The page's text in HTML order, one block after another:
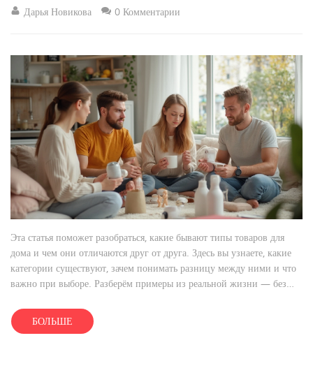
Дарья Новикова 0 Комментарии
Эта статья поможет разобраться, какие бывают типы товаров для
дома и чем они отличаются друг от друга. Здесь вы узнаете, какие
категории существуют, зачем понимать разницу между ними и что
важно при выборе. Разберём примеры из реальной жизни — без
экономить время и деньги, покупая домашние вещи. Добавим
несколько лайфхаков, чтобы шопинг стал проще.
БОЛЬШЕ